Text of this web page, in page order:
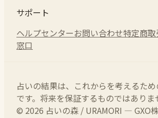
サポート
ヘルプセンターお問い合わせ特定商
窓口
占いの結果は、これからを考えるた
です。将来を保証するものではありま
© 2026 占いの森 / URAMORI — GXO